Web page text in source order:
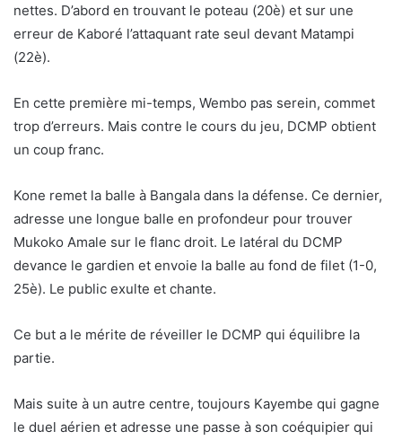
nettes. D’abord en trouvant le poteau (20è) et sur une
erreur de Kaboré l’attaquant rate seul devant Matampi
(22è).
En cette première mi-temps, Wembo pas serein, commet
trop d’erreurs. Mais contre le cours du jeu, DCMP obtient
un coup franc.
Kone remet la balle à Bangala dans la défense. Ce dernier,
adresse une longue balle en profondeur pour trouver
Mukoko Amale sur le flanc droit. Le latéral du DCMP
devance le gardien et envoie la balle au fond de filet (1-0,
25è). Le public exulte et chante.
Ce but a le mérite de réveiller le DCMP qui équilibre la
partie.
Mais suite à un autre centre, toujours Kayembe qui gagne
le duel aérien et adresse une passe à son coéquipier qui